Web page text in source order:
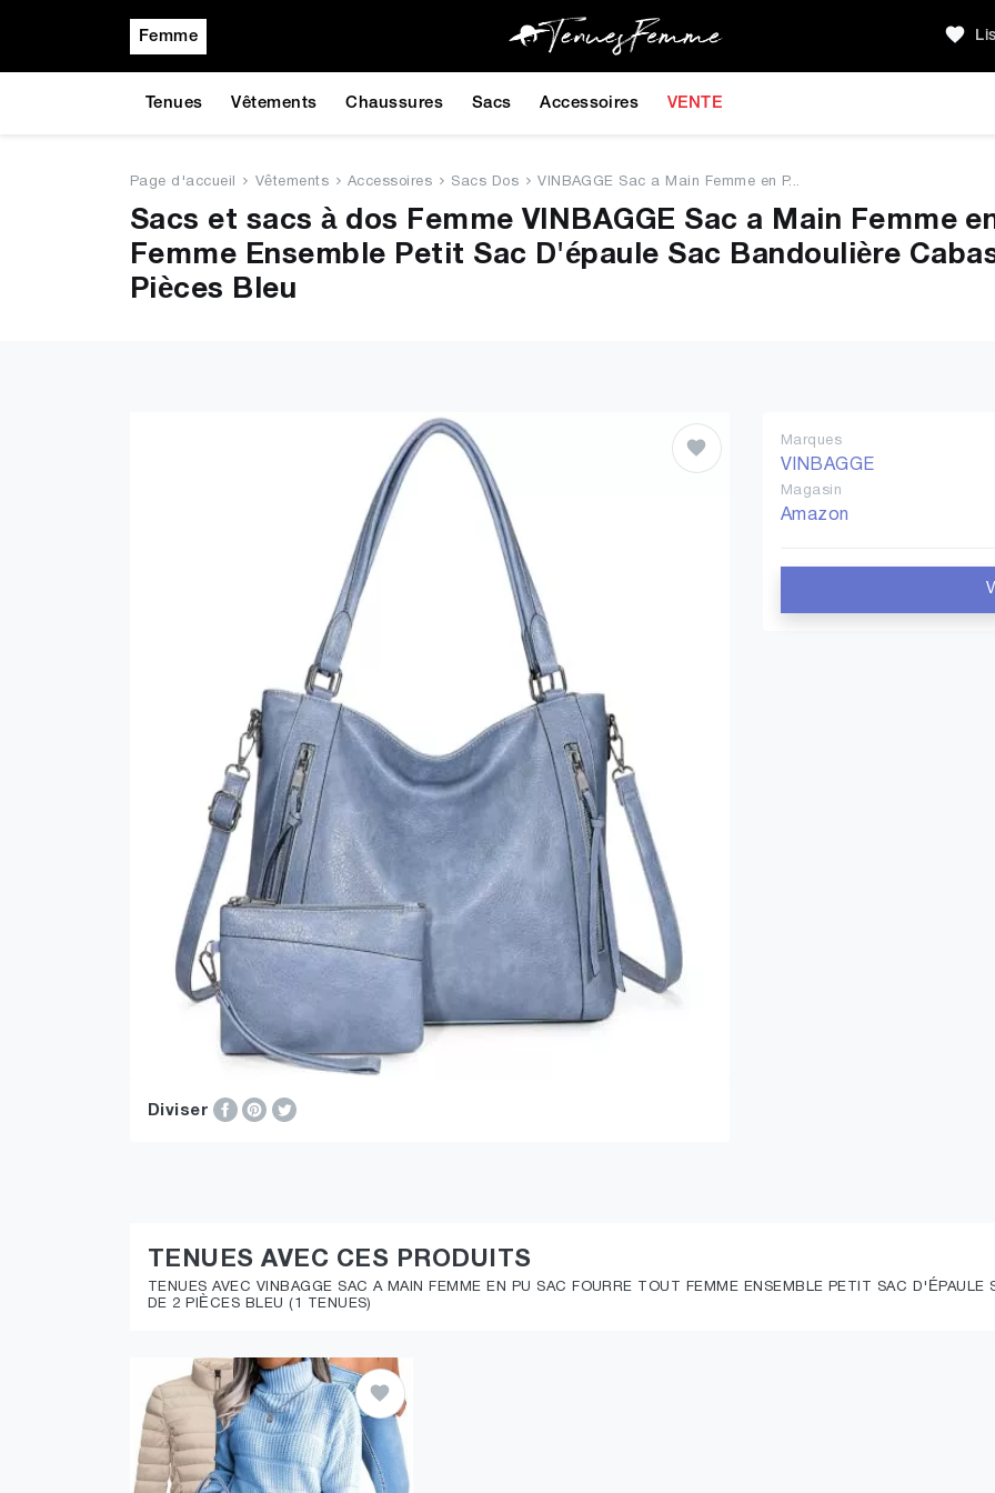
Femme
Tenues Vêtements Chaussures Sacs Accessoires VENTE
Page d'accueil Vêtements Accessoires Sacs Dos VINBAGGE Sac a Main Femme en P...
Sacs et sacs à dos Femme VINBAGGE Sac a Main Femme
Femme Ensemble Petit Sac D'épaule Sac Bandoulière
Pièces Bleu
Diviser
Marques
VINBAGGE
Magasin
Amazon
TENUES AVEC CES PRODUITS
TENUES AVEC VINBAGGE SAC A MAIN FEMME EN PU SAC FOURRE TOUT FEMME ENSEMBLE PETIT SAC
DE 2 PIÈCES BLEU (1 TENUES)